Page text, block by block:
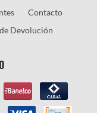
Contacto
Devolución